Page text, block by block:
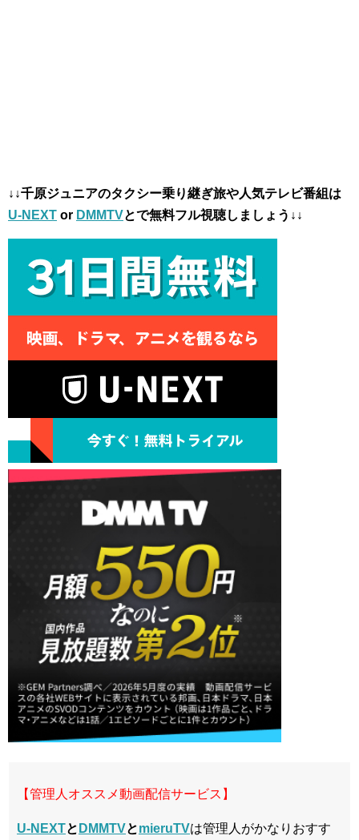
↓↓千原ジュニアのタクシー乗り継ぎ旅や人気テレビ番組は
U-NEXT or DMMTVとで無料フル視聴しましょう↓↓
【管理人オススメ動画配信サービス】
U-NEXTと DMMTVとmieruTVは管理人がかなりおすす